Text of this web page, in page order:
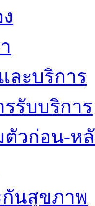
ละบริการ
รับบริการ
ตัวก่อน-ห
นสุขภาพ